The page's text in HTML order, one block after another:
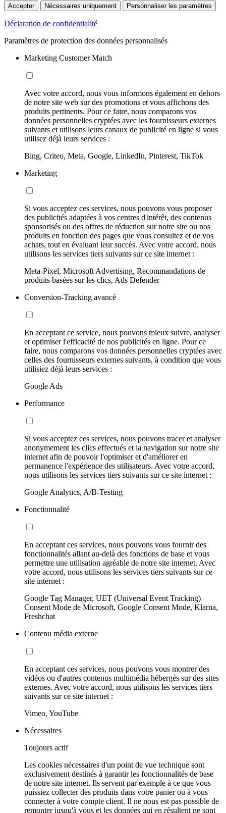
Accepter Nécessaires uniquement Personnaliser les paramètres
Déclaration de confidentialité
Paramètres de protection des données personnalisés
Marketing Customer Match
Avec votre accord, nous vous informons également en dehors
de notre site web sur des promotions et vous affichons des
produits pertinents. Pour ce faire, nous comparons vos
données personnelles cryptées avec les fournisseurs externes
suivants et utilisons leurs canaux de publicité en ligne si vous
utilisez déjà leurs services :
Bing, Criteo, Meta, Google, LinkedIn, Pinterest, TikTok
Marketing
Si vous acceptez ces services, nous pouvons vous proposer
des publicités adaptées à vos centres d'intérêt, des contenus
sponsorisés ou des offres de réduction sur notre site ou nos
produits en fonction des pages que vous consultez et de vos
achats, tout en évaluant leur succès. Avec votre accord, nous
utilisons les services tiers suivants sur ce site internet :
Meta-Pixel, Microsoft Advertising, Recommandations de
produits basées sur les clics, Ads Defender
Conversion-Tracking avancé
En acceptant ce service, nous pouvons mieux suivre, analyser
et optimiser l'efficacité de nos publicités en ligne. Pour ce
faire, nous comparons vos données personnelles cryptées avec
celles des fournisseurs externes suivants, à condition que vous
utilisiez déjà leurs services :
Google Ads
Performance
Si vous acceptez ces services, nous pouvons tracer et analyser
anonymement les clics effectués et la navigation sur notre site
internet afin de pouvoir l'optimiser et d'améliorer en
permanence l'expérience des utilisateurs. Avec votre accord,
nous utilisons les services tiers suivants sur ce site internet :
Google Analytics, A/B-Testing
Fonctionnalité
En acceptant ces services, nous pouvons vous fournir des
fonctionnalités allant au-delà des fonctions de base et vous
permettre une utilisation agréable de notre site internet. Avec
votre accord, nous utilisons les services tiers suivants sur ce
site internet :
Google Tag Manager, UET (Universal Event Tracking)
Consent Mode de Microsoft, Google Consent Mode, Klarna,
Freshchat
Contenu média externe
En acceptant ces services, nous pouvons vous montrer des
vidéos ou d'autres contenus multimédia hébergés sur des sites
externes. Avec votre accord, nous utilisons les services tiers
suivants sur ce site internet :
Vimeo, YouTube
Nécessaires
Toujours actif
Les cookies nécessaires d'un point de vue technique sont
exclusivement destinés à garantir les fonctionnalités de base
de notre site internet. Ils servent par exemple à ce que vous
puissiez collecter des produits dans votre panier ou à vous
connecter à votre compte client. Il ne nous est pas possible de
remonter jusqu'à vous et les données qui en résultent ne sont